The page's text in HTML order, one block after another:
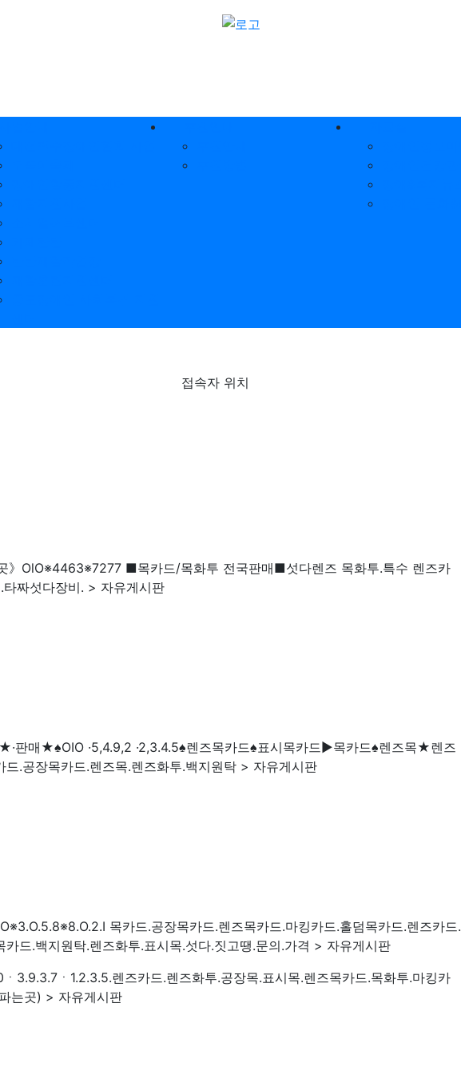
접속자 위치
》OlO※4463※7277 ■목카드/목화투 전국판매■섯다렌즈 목화투.특수 렌즈카
짜섯다장비. > 자유게시판
판매★♠OIO ·5,4.9,2 ·2,3.4.5♠렌즈목카드♠표시목카드▶목카드♠렌즈목★렌즈
드.공장목카드.렌즈목.렌즈화투.백지원탁 > 자유게시판
목카드.공장목카드.렌즈목카드.마킹카드.홀덤목카드.렌즈카드.
카드.백지원탁.렌즈화투.표시목.섯다.짓고땡.문의.가격 > 자유게시판
3.9.3.7ㆍ1.2.3.5.렌즈카드.렌즈화투.공장목.표시목.렌즈목카드.목화투.마킹카
는곳) > 자유게시판